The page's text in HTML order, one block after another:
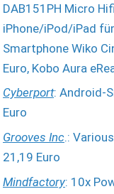
DAB151PH Micro
iPhone/iPod/iPad
Smartphone Wiko
Euro, Kobo Aura
Cyberport: Android-
Euro
Grooves Inc.:
21,19 Euro
Mindfactory: 10x